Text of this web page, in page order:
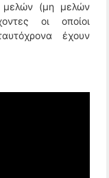
μελών (μη μελών
οι οποίοι
έχουν